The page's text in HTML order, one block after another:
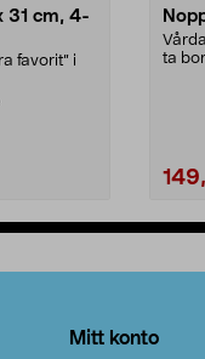
31 cm, 4-
favorit” i
ta
Mitt konto